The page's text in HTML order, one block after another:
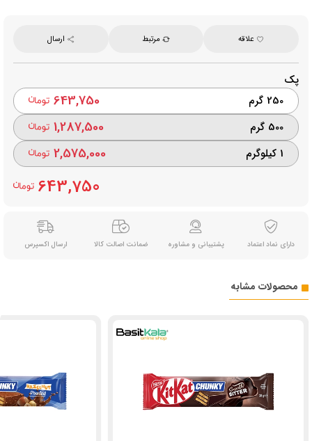
علاقه مرتبط ارسال
پک
250 گرم
643,750
500 گرم 1,287,500
1 کیلوگرم 2,575,000
643,750
دارای نماد اعتماد پشتیبانی و مشاوره ضمانت اصالت کالا ارسال اکسپرس
محصولات مشابه